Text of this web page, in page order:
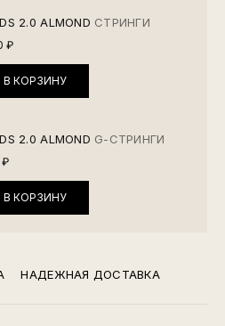
2.0 ALMOND СТРИНГИ
₽
В КОРЗИНУ
2.0 ALMOND G-СТРИНГИ
₽
В КОРЗИНУ
НАДЕЖНАЯ ДОСТАВКА